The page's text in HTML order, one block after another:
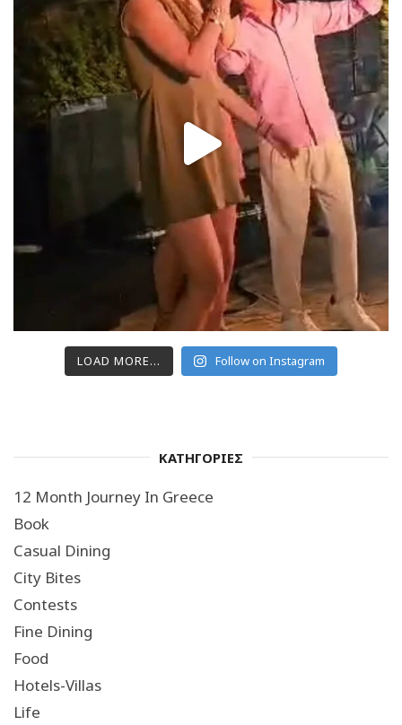
LOAD MORE... Follow on Instagram
ΚΑΤΗΓΟΡΙΕΣ
12 Month Journey In Greece
Book
Casual Dining
City Bites
Contests
Fine Dining
Food
Hotels-Villas
Life